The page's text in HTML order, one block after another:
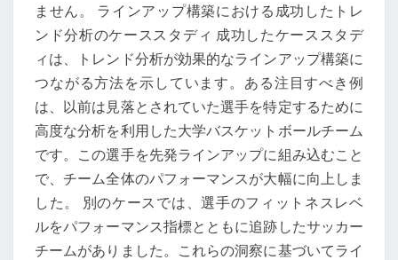
ません。 ラインアップ構築における成功したトレ
ンド分析のケーススタディ 成功したケーススタデ
ィは、トレンド分析が効果的なラインアップ構築に
つながる方法を示しています。ある注目すべき例
は、以前は見落とされていた選手を特定するために
高度な分析を利用した大学バスケットボールチーム
です。この選手を先発ラインアップに組み込むこと
で、チーム全体のパフォーマンスが大幅に向上しま
した。 別のケースでは、選手のフィットネスレベ
ルをパフォーマンス指標とともに追跡したサッカー
チームがありました。これらの洞察に基づいてライ